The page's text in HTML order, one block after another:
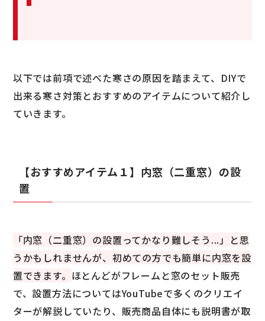
以下では前項で述べた寒さの原因を踏まえて、DIYで
出来る寒さ対策とおすすめのアイテムについて紹介し
ていきます。
【おすすめアイテム１】内窓（二重窓）の設
置
「内窓（二重窓）の設置ってかなり難しそう...」と思
うかもしれませんが、初めての方でも簡単に内窓を設
置できます。 ほとんどがフレームと窓のセット販売
で、設置方法についてはYouTubeで多くのクリエイ
ターが解説していたり、販売商品自体にも説明書が取